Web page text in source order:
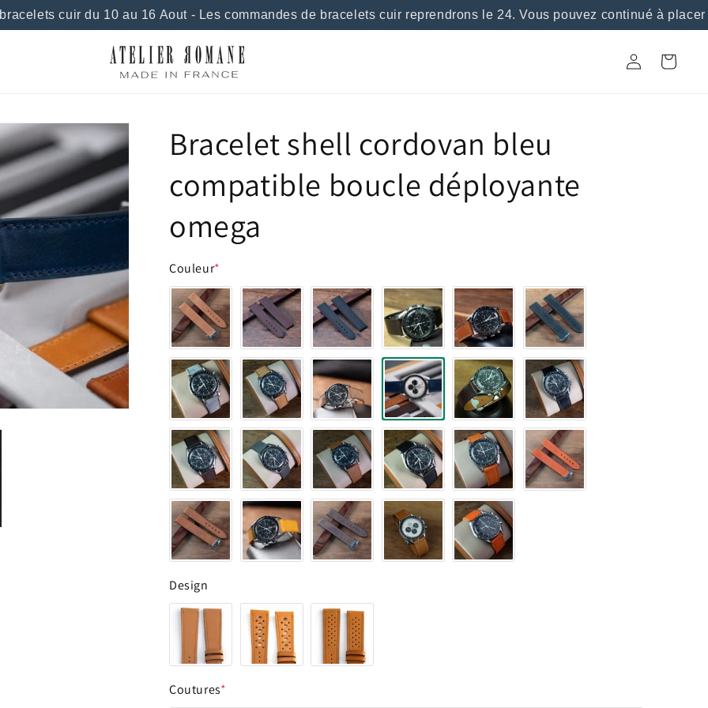
cuir du 10 au 16 Aout - Les commandes de bracelets cuir reprendrons le 24. Vous pouvez continué à placer
Connexion Panier
Bracelet shell cordovan bleu
compatible boucle déployante
omega
Couleur*
Design
Coutures*